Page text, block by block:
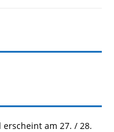
am 27. / 28.